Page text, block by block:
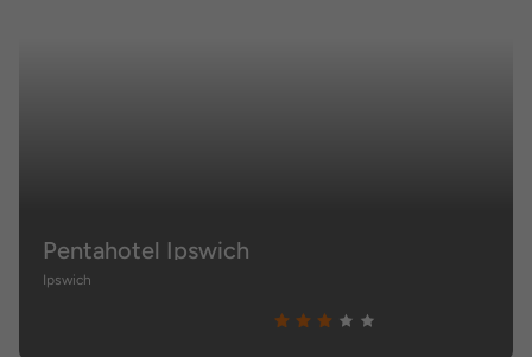
Pentahotel Ipswich
Ipswich